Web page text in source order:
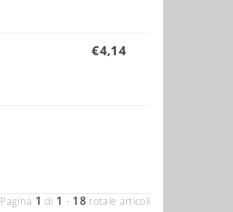
€4,14
Pagina 1 di 1 - 18 totale articoli